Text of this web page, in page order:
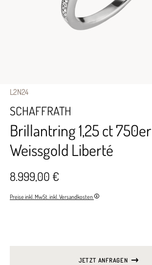
L2N24
SCHAFFRATH
Brillantring 1,25 ct 750er
Weissgold Liberté
8.999,00 €
Preise inkl. MwSt. inkl. Versandkosten
JETZT ANFRAGEN